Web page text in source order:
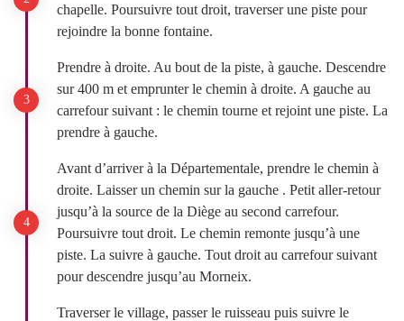
chapelle. Poursuivre tout droit, traverser une piste pour
rejoindre la bonne fontaine.
Prendre à droite. Au bout de la piste, à gauche. Descendre
sur 400 m et emprunter le chemin à droite. A gauche au
carrefour suivant : le chemin tourne et rejoint une piste. La
prendre à gauche.
Avant d’arriver à la Départementale, prendre le chemin à
droite. Laisser un chemin sur la gauche . Petit aller-retour
jusqu’à la source de la Diège au second carrefour.
Poursuivre tout droit. Le chemin remonte jusqu’à une
piste. La suivre à gauche. Tout droit au carrefour suivant
pour descendre jusqu’au Morneix.
Traverser le village, passer le ruisseau puis suivre le